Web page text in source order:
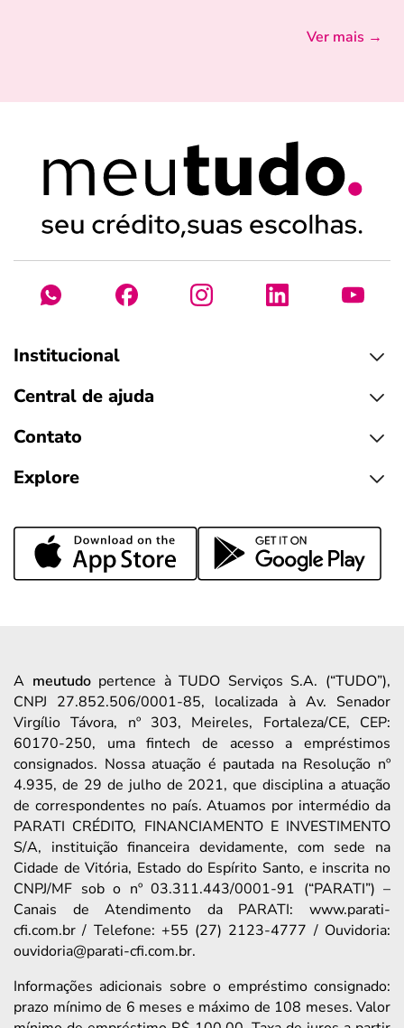
Ver mais →
Institucional
Central de ajuda
Contato
Explore
A meutudopertence à TUDO Serviços S.A. (“TUDO”),
CNPJ 27.852.506/0001-85, localizada à Av. Senador
Virgílio Távora, nº 303, Meireles, Fortaleza/CE, CEP:
60170-250, uma fintech de acesso a empréstimos
consignados. Nossa atuação é pautada na Resolução nº
4.935, de 29 de julho de 2021, que disciplina a atuação
de correspondentes no país. Atuamos por intermédio da
PARATI CRÉDITO, FINANCIAMENTO E INVESTIMENTO
S/A, instituição financeira devidamente, com sede na
Cidade de Vitória, Estado do Espírito Santo, e inscrita no
CNPJ/MF sob o nº 03.311.443/0001-91 (“PARATI”) –
Canais de Atendimento da PARATI: www.parati-
cfi.com.br / Telefone: +55 (27) 2123-4777 / Ouvidoria:
ouvidoria@parati-cfi.com.br.
Informações adicionais sobre o empréstimo consignado:
prazo mínimo de 6 meses e máximo de 108 meses. Valor